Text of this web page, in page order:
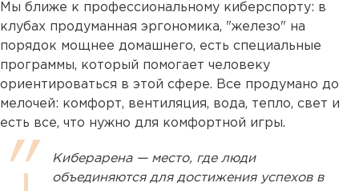
Мы ближе к профессиональному киберспорту: в
клубах продуманная эргономика, "железо" на
порядок мощнее домашнего, есть специальные
программы, который помогает человеку
ориентироваться в этой сфере. Все продумано до
мелочей: комфорт, вентиляция, вода, тепло, свет и
есть все, что нужно для комфортной игры.
Киберарена — место, где люди
объединяются для достижения успехов в